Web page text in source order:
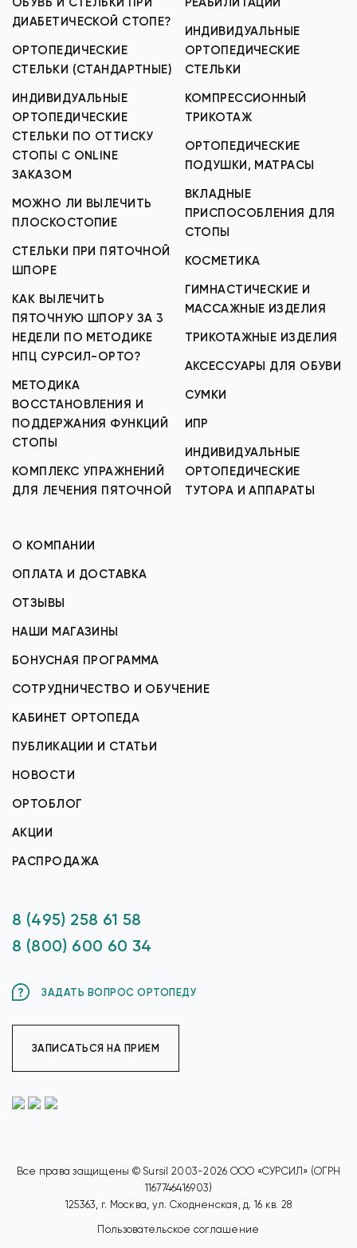
ДИАБЕТИЧЕСКОЙ СТОПЕ?
ОРТОПЕДИЧЕСКИЕ
СТЕЛЬКИ (СТАНДАРТНЫЕ)
ИНДИВИДУАЛЬНЫЕ
ОРТОПЕДИЧЕСКИЕ
СТЕЛЬКИ ПО ОТТИСКУ
СТОПЫ С ONLINE
ЗАКАЗОМ
МОЖНО ЛИ ВЫЛЕЧИТЬ
ПЛОСКОСТОПИЕ
СТЕЛЬКИ ПРИ ПЯТОЧНОЙ
ШПОРЕ
КАК ВЫЛЕЧИТЬ
ПЯТОЧНУЮ ШПОРУ ЗА 3
НЕДЕЛИ ПО МЕТОДИКЕ
НПЦ СУРСИЛ-ОРТО?
МЕТОДИКА
ВОССТАНОВЛЕНИЯ И
ПОДДЕРЖАНИЯ ФУНКЦИЙ
СТОПЫ
КОМПЛЕКС УПРАЖНЕНИЙ
ДЛЯ ЛЕЧЕНИЯ ПЯТОЧНОЙ
ИНДИВИДУАЛЬНЫЕ
ОРТОПЕДИЧЕСКИЕ
СТЕЛЬКИ
КОМПРЕССИОННЫЙ
ТРИКОТАЖ
ОРТОПЕДИЧЕСКИЕ
ПОДУШКИ, МАТРАСЫ
ВКЛАДНЫЕ
ПРИСПОСОБЛЕНИЯ ДЛЯ
СТОПЫ
КОСМЕТИКА
ГИМНАСТИЧЕСКИЕ И
МАССАЖНЫЕ ИЗДЕЛИЯ
ТРИКОТАЖНЫЕ ИЗДЕЛИЯ
АКСЕССУАРЫ ДЛЯ ОБУВИ
СУМКИ
ИПР
ИНДИВИДУАЛЬНЫЕ
ОРТОПЕДИЧЕСКИЕ
ТУТОРА И АППАРАТЫ
О КОМПАНИИ
ОПЛАТА И ДОСТАВКА
ОТЗЫВЫ
НАШИ МАГАЗИНЫ
БОНУСНАЯ ПРОГРАММА
СОТРУДНИЧЕСТВО И ОБУЧЕНИЕ
КАБИНЕТ ОРТОПЕДА
ПУБЛИКАЦИИ И СТАТЬИ
НОВОСТИ
ОРТОБЛОГ
АКЦИИ
РАСПРОДАЖА
8 (495) 258 61 58
8 (800) 600 60 34
ЗАДАТЬ ВОПРОС ОРТОПЕДУ
ЗАПИСАТЬСЯ НА ПРИЕМ
Все права защищены © Sursil 2003-2026 ООО «СУРСИЛ» (ОГРН
1167746416903)
125363, г. Москва, ул. Сходненская, д. 16 кв. 28
Пользовательское соглашение